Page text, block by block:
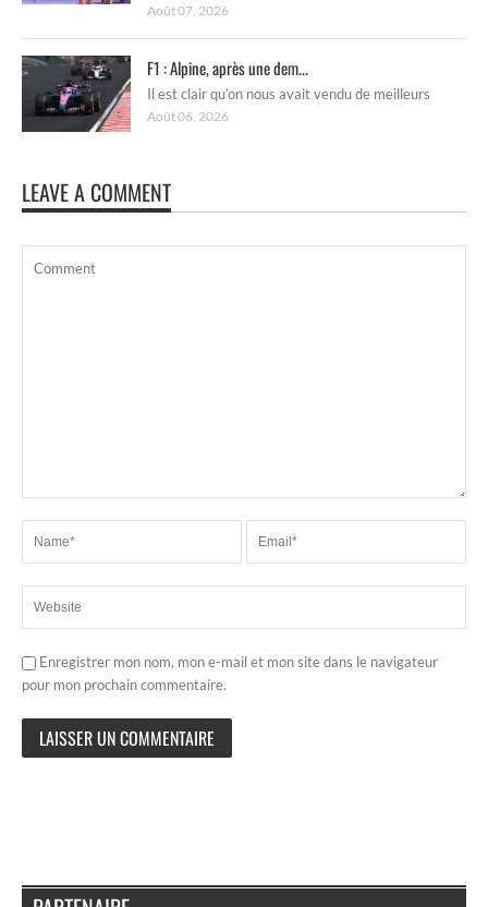
Août 07, 2026
F1 : Alpine, après une dem...
Il est clair qu’on nous avait vendu de meilleurs
Août 06, 2026
LEAVE A COMMENT
Enregistrer mon nom, mon e-mail et mon site dans le navigateur
pour mon prochain commentaire.